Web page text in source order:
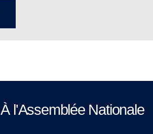
À l'Assemblée Nationale